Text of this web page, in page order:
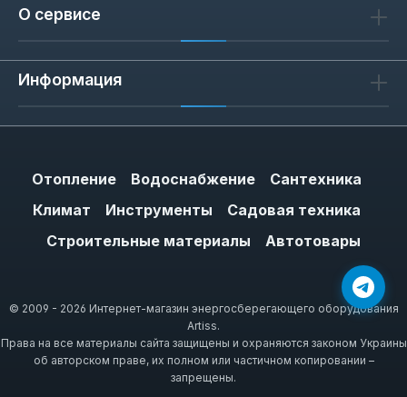
вблизи проводки. Для наружных работ
устойчивее на неровном грунте. В
помещении достаточно 1-3 ступеней для
доступа к антресолям или высоким
шкафам.
Гарантийная политика Apro
На лестницы Apro предоставляется
сертифицирует продукцию по стандартам
безопасности EN 131, что подтверждает
нагрузочную способность и устойчивость к
деформациям. При выборе обращайте
О сервисе
Информация
Отопление Водоснабжение
Сантехника
Климат
Инструменты
Садовая техника
Строительные материалы
Автотовары
© 2009 - 2026 Интернет-магазин энергосберегающего оборудования
Artiss.
Права на все материалы сайта защищены и охраняются законом Украины
об авторском праве, их полном или частичном копировании –
запрещены.